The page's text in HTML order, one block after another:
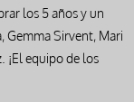
los 5 años y un
Gemma Sirvent, Mari
¡El equipo de los